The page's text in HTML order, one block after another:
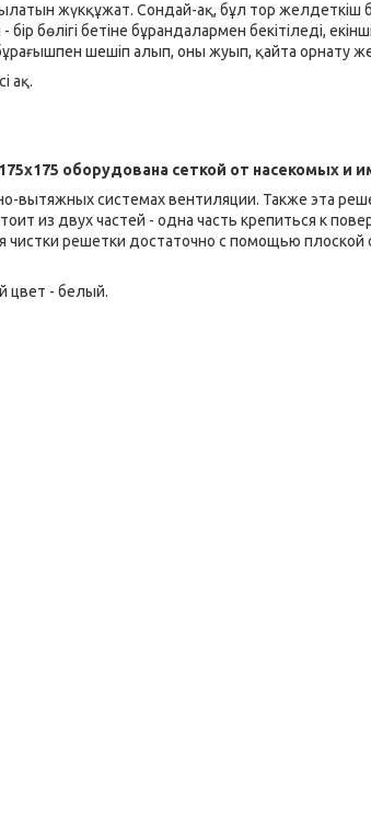
жүкқұжат. Сондай-ақ, бұл тор желдеткіш
бөлігі бетіне бұрандалармен бекітіледі, екінші
шешіп алып, оны жуып, қайта орнату
ақ.
оборудована сеткой от насекомых и
вытяжных системах вентиляции. Также эта
из двух частей - одна часть крепиться к
чистки решетки достаточно с помощью
цвет - белый.